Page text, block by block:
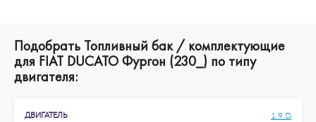
Подобрать Топливный бак / комплектующие
для FIAT DUCATO Фургон (230_) по типу
двигателя:
ДВИГАТЕЛЬ 1.9 D